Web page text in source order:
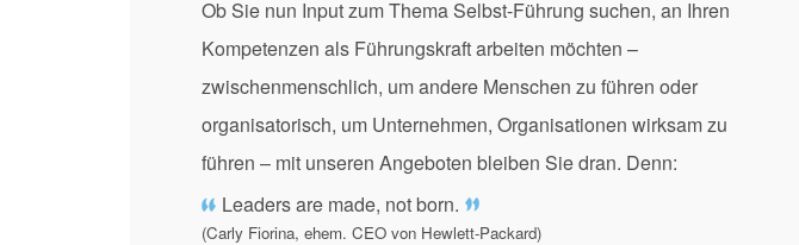
Ob Sie nun Input zum Thema Selbst-Führung suchen, an Ihren
Kompetenzen als Führungskraft arbeiten möchten –
zwischenmenschlich, um andere Menschen zu führen oder
organisatorisch, um Unternehmen, Organisationen wirksam zu
führen – mit unseren Angeboten bleiben Sie dran. Denn:
Leaders are made, not born.
(Carly Fiorina, ehem. CEO von Hewlett-Packard)